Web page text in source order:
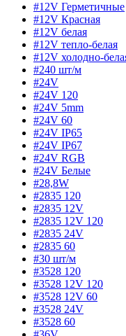
#12V Герметичные
#12V Красная
#12V белая
#12V тепло-белая
#12V холодно-
#240 шт/м
#24V
#24V 120
#24V 5mm
#24V 60
#24V IP65
#24V IP67
#24V RGB
#24V Белые
#28,8W
#2835 120
#2835 12V
#2835 12V 120
#2835 24V
#2835 60
#30 шт/м
#3528 120
#3528 12V 120
#3528 12V 60
#3528 24V
#3528 60